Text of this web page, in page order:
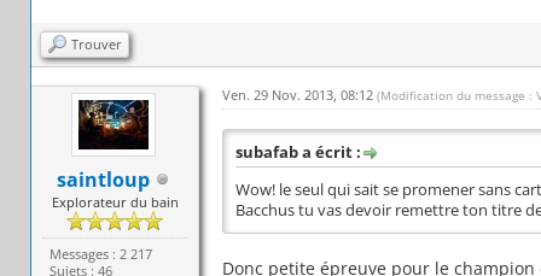
Trouver
saintloup
Explorateur du bain
Messages : 2 217
Sujets : 46
Ven. 29 Nov. 2013, 08:12 (Modification du message :
subafab a écrit :
Wow! le seul qui sait se promener sans
Bacchus tu vas devoir remettre ton titre
Donc petite épreuve pour le champion